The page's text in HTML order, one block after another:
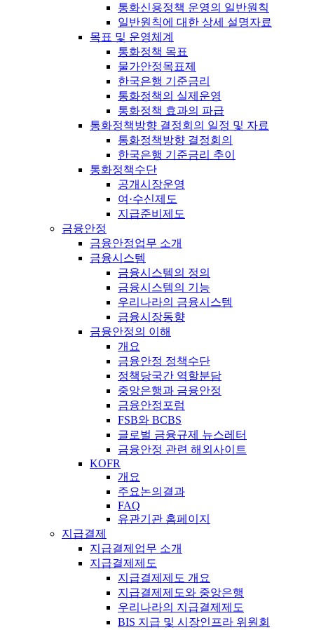
통화신용정책 운영의 일반원칙
일반원칙에 대한 상세 설명자료
목표 및 운영체계
통화정책 목표
물가안정목표제
한국은행 기준금리
통화정책의 실제운영
통화정책 효과의 파급
통화정책방향 결정회의 일정 및 자료
통화정책방향 결정회의
한국은행 기준금리 추이
통화정책수단
공개시장운영
여·수신제도
지급준비제도
금융안정
금융안정업무 소개
금융시스템
금융시스템의 정의
금융시스템의 기능
우리나라의 금융시스템
금융시장동향
금융안정의 이해
개요
금융안정 정책수단
정책당국간 역할분담
중앙은행과 금융안정
금융안정포럼
FSB와 BCBS
글로벌 금융규제 뉴스레터
금융안정 관련 해외사이트
KOFR
개요
주요논의결과
FAQ
유관기관 홈페이지
지급결제
지급결제업무 소개
지급결제제도
지급결제제도 개요
지급결제제도와 중앙은행
우리나라의 지급결제제도
BIS 지급 및 시장인프라 위원회